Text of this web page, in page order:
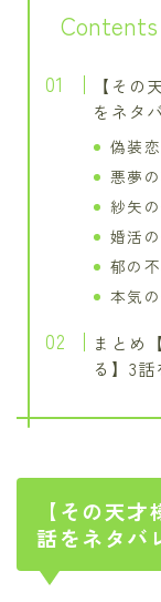
Contents
【その
をネタ
偽装
悪夢
紗矢
婚活
郁の
本気
まとめ
る】3
【その天
話をネタバ